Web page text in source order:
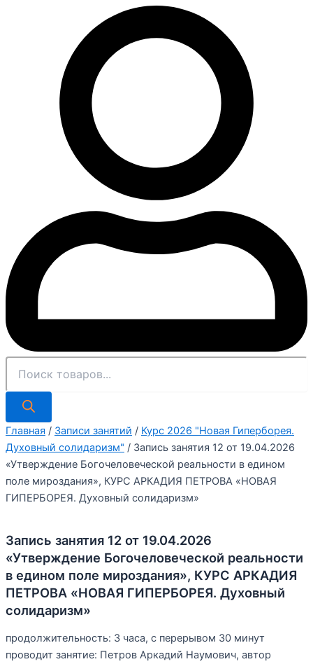
Главная / Записи занятий / Курс 2026 "Новая Гиперборея.
Духовный солидаризм" / Запись занятия 12 от 19.04.2026
«Утверждение Богочеловеческой реальности в едином
поле мироздания», КУРС АРКАДИЯ ПЕТРОВА «НОВАЯ
ГИПЕРБОРЕЯ. Духовный солидаризм»
Запись занятия 12 от 19.04.2026
«Утверждение Богочеловеческой реальности
в едином поле мироздания», КУРС АРКАДИЯ
ПЕТРОВА «НОВАЯ ГИПЕРБОРЕЯ. Духовный
солидаризм»
продолжительность: 3 часа, с перерывом 30 минут
проводит занятие: Петров Аркадий Наумович, автор